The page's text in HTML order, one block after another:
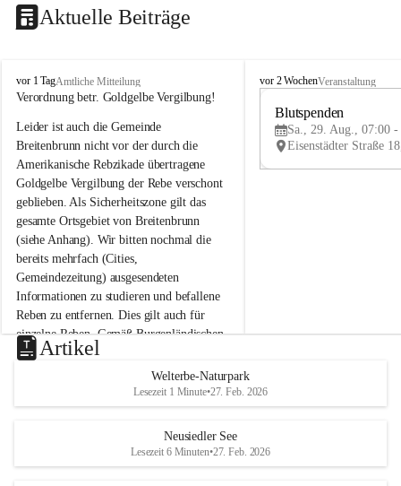
Aktuelle Beiträge
B
r
i
t
e
n
b
r
u
n
n
a
m
N
e
u
s
d
S
vor 1 TagAmtliche Mitteilung
Verordnung betr. Goldgelbe Vergilbung!
Leider ist auch die Gemeinde
Breitenbrunn nicht vor der durch die
Amerikanische Rebzikade übertragene
Goldgelbe Vergilbung der Rebe verschont
geblieben. Als Sicherheitszone gilt das
gesamte Ortsgebiet von Breitenbrunn
(siehe Anhang). Wir bitten nochmal die
bereits mehrfach (Cities,
Gemeindezeitung) ausgesendeten
Informationen zu studieren und befallene
Reben zu entfernen. Dies gilt auch für
einzelne Reben. Gemäß Burgenländischen
Weinbaugesetz sind nicht gepflegte oder
unzulässige Weingärten zu roden! Bitte
helfen wir zusammen um unsere Winzer
vor den prognostizierten Ernteausfällen
und den daraus folgenden wirtschaftlichen
B
e
u
e
d
r
S
vor 2 WochenVeranstaltung
Blutspenden
Sa., 29. Aug., 07:00 -
Artikel
Welterbe-Naturpark
Lesezeit 1 Minute•27. Feb. 2026
Neusiedler See
Lesezeit 6 Minuten•27. Feb. 2026